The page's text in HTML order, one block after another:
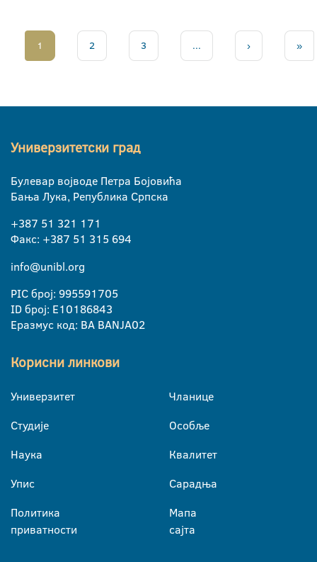
1 2 3 ... › »
Универзитетски град
Булевар војводе Петра Бојовића
Бања Лука, Република Српска
+387 51 321 171
Факс: +387 51 315 694
info@unibl.org
PIC број: 995591705
ID број: E10186843
Еразмус код: BA BANJA02
Корисни линкови
Универзитет
Студије
Наука
Упис
Политика
приватности
Чланице
Особље
Квалитет
Сарадња
Мапа
сајта